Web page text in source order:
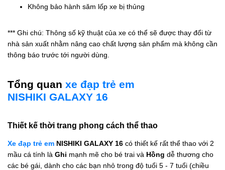
Không bảo hành săm lốp xe bị thủng
*** Ghi chú: Thông số kỹ thuật của xe có thể sẽ được thay đổi từ
nhà sản xuất nhằm nâng cao chất lượng sản phẩm mà không cần
thông báo trước tới người dùng.
Tổng quan xe đạp trẻ em
NISHIKI GALAXY 16
Thiết kế thời trang phong cách thể thao
Xe đạp trẻ em NISHIKI GALAXY 16 có thiết kế rất thể thao với 2
mầu cá tính là Ghi mạnh mẽ cho bé trai và Hồng dễ thương cho
các bé gái, dành cho các bạn nhỏ trong độ tuổi 5 - 7 tuổi (chiều